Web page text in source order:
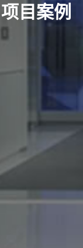
项目案例